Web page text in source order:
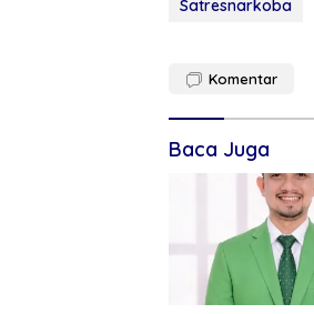
Satresnarkoba
Komentar
Baca Juga